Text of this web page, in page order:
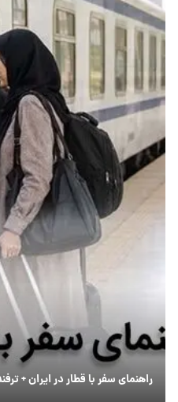
راهنمای سفر با قطار در ایران +